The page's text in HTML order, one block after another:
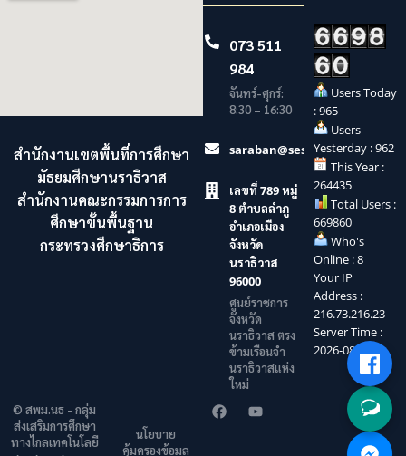
สำนักงานเขตพื้นที่การศึกษา
มัธยมศึกษานราธิวาส
สำนักงานคณะกรรมการการ
ศึกษาขั้นพื้นฐาน
กระทรวงศึกษาธิการ
073 511
984
จันทร์-ศุกร์:
8:30 – 16:30
saraban@sesaonara.go.th
เลขที่ 789 หมู่
8 ตำบลลำภู
อำเภอเมือง
จังหวัด
นราธิวาส
96000
ศูนย์ราชการ
จังหวัด
นราธิวาส ตรง
ข้ามเรือนจำ
นราธิวาสแห่ง
ใหม่
Users Today
: 965
Users
Yesterday : 962
This Year :
264435
Total Users :
669860
Who's
Online : 8
Your IP
Address :
216.73.216.23
Server Time :
2026-08-06
© สพม.นธ - กลุ่ม
ส่งเสริมการศึกษา
ทางไกลเทคโนโลยี
นโยบาย
คุ้มครองข้อมูล